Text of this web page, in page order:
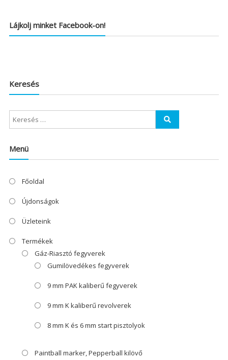
Lájkolj minket Facebook-on!
Keresés
Menü
Főoldal
Újdonságok
Üzleteink
Termékek
Gáz-Riasztó fegyverek
Gumilövedékes fegyverek
9 mm PAK kaliberű fegyverek
9 mm K kaliberű revolverek
8 mm K és 6 mm start pisztolyok
Paintball marker, Pepperball kilövő